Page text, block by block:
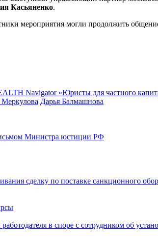
Касьяненко.
мероприятия могли продолжить
Navigator «Юристы для частного
Дарья Балмашнова
Министра юстиции РФ
сделку по поставке санкционного
в споре с сотрудником об